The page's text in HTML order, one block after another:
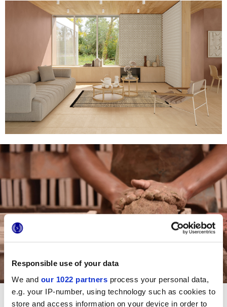
Responsible use of your data
We and our 1022 partners process your personal data,
e.g. your IP-number, using technology such as cookies to
store and access information on your device in order to